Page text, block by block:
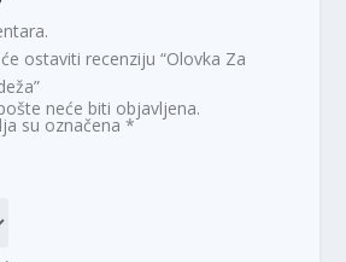
ostaviti recenziju “Olovka Za
neće biti objavljena.
su označena*